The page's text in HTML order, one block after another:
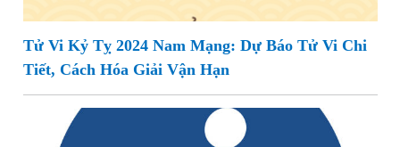
Tử Vi Kỷ Tỵ 2024 Nam Mạng: Dự Báo Tử Vi Chi
Tiết, Cách Hóa Giải Vận Hạn